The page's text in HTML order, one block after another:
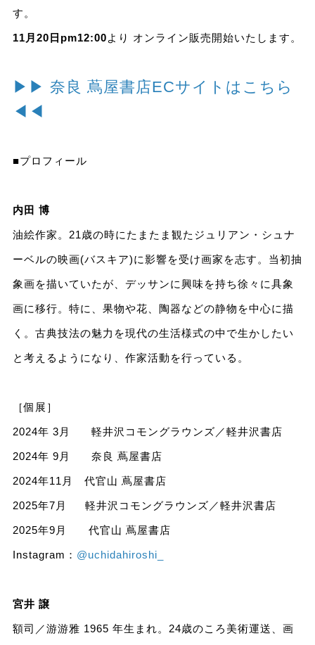
す。
11月20日pm12:00より オンライン販売開始いたします。
▶▶ 奈良 蔦屋書店ECサイトはこちら
◀◀
■プロフィール
内田 博
油絵作家。21歳の時にたまたま観たジュリアン・シュナ
ーベルの映画(バスキア)に影響を受け画家を志す。当初抽
象画を描いていたが、デッサンに興味を持ち徐々に具象
画に移行。特に、果物や花、陶器などの静物を中心に描
く。古典技法の魅力を現代の生活様式の中で生かしたい
と考えるようになり、作家活動を行っている。
［個展］
2024年 3月 軽井沢コモングラウンズ／軽井沢書店
2024年 9月 奈良 蔦屋書店
2024年11月 代官山 蔦屋書店
2025年7月 軽井沢コモングラウンズ／軽井沢書店
2025年9月 代官山 蔦屋書店
Instagram： @uchidahiroshi_
宮井 譲
額司／游游雅 1965 年生まれ。24歳のころ美術運送、画